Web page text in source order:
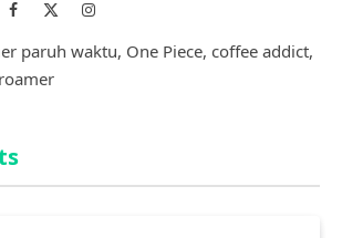
Facebook Instagram
paruh waktu, One Piece, coffee addict,